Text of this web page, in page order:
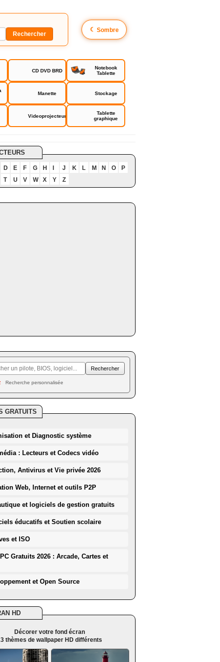
☾ Sombre
CD DVD BRD
Notebook
Tablette
Manette Stockage
Videoprojecteur
Tablette
graphique
D E F G H J K L M N O
P
T
U V W X Y Z
Recherche personnalisée
GRATUITS
et Diagnostic système
: Lecteurs et Codecs vidéo
Antivirus et Vie privée 2026
Web, Internet et outils P2P
et logiciels de gestion gratuits
éducatifs et Soutien scolaire
et ISO
Gratuits 2026 : Arcade, Cartes et
et Open Source
HD
Décorer votre fond écran
thèmes de wallpaper HD différents